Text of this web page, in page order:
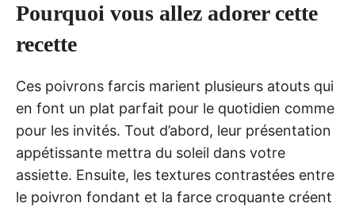
Pourquoi vous allez adorer cette
recette
Ces poivrons farcis marient plusieurs atouts qui
en font un plat parfait pour le quotidien comme
pour les invités. Tout d’abord, leur présentation
appétissante mettra du soleil dans votre
assiette. Ensuite, les textures contrastées entre
le poivron fondant et la farce croquante créent